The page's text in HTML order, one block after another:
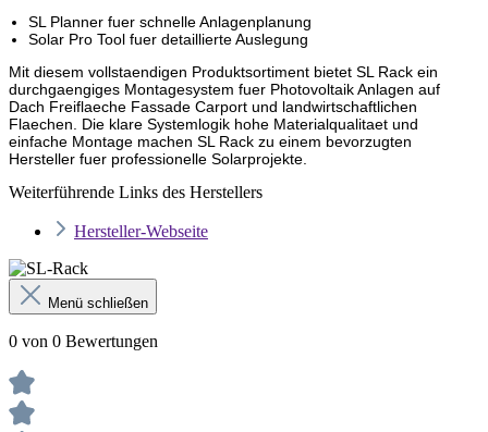
SL Planner fuer schnelle Anlagenplanung
Solar Pro Tool fuer detaillierte Auslegung
Mit diesem vollstaendigen Produktsortiment bietet SL Rack ein
durchgaengiges Montagesystem fuer Photovoltaik Anlagen auf
Dach Freiflaeche Fassade Carport und landwirtschaftlichen
Flaechen. Die klare Systemlogik hohe Materialqualitaet und
einfache Montage machen SL Rack zu einem bevorzugten
Hersteller fuer professionelle Solarprojekte.
Weiterführende Links des Herstellers
Hersteller-Webseite
Menü schließen
0 von 0 Bewertungen